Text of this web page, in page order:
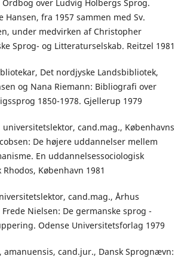
over Ludvig Holbergs Sprog.
Hansen, fra 1957 sammen med Sv.
under medvirken af Christopher
Sprog- og Litteraturselskab. Reitzel 1981
Det nordjyske Landsbibliotek,
og Nana Riemann: Bibliografi over
1850-1978. Gjellerup 1979
universitetslektor, cand.mag., Københavns
De højere uddannelser mellem
En uddannelsessociologisk
København 1981
cand.mag., Århus
Nielsen: De germanske sprog -
Odense Universitetsforlag 1979
amanuensis, cand.jur., Dansk Sprognævn: